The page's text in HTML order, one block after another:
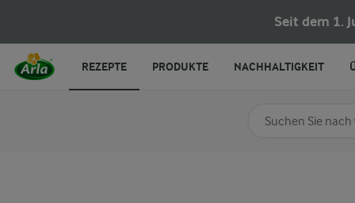
Seit dem 1.
Nach Kategorie
REZEPTE PRODUKTE NACHHALTIGKEIT